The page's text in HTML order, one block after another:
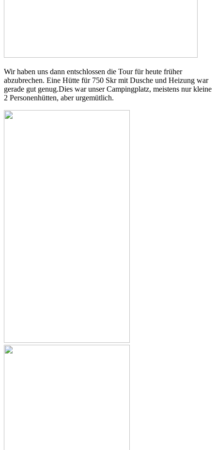
Wir haben uns dann entschlossen die Tour für heute früher
abzubrechen. Eine Hütte für 750 Skr mit Dusche und Heizung war
gerade gut genug.Dies war unser Campingplatz, meistens nur kleine
2 Personenhütten, aber urgemütlich.